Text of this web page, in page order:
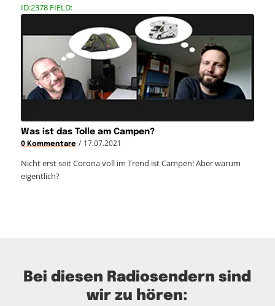
ID:2378 FIELD:
Was ist das Tolle am Campen?
0 Kommentare / 17.07.2021
Nicht erst seit Corona voll im Trend ist Campen! Aber warum
eigentlich?
Bei diesen Radiosendern sind
wir zu hören: